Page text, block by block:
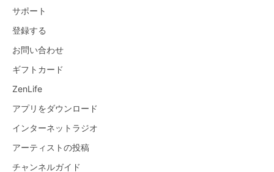
サポート
登録する
お問い合わせ
ギフトカード
ZenLife
アプリをダウンロード
インターネットラジオ
アーティストの投稿
チャンネルガイド